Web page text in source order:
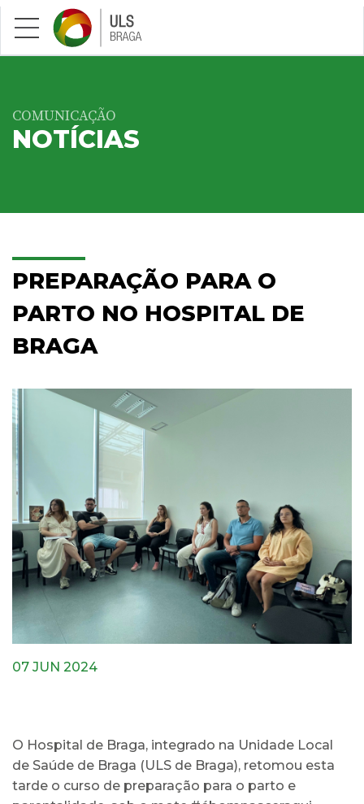
Saltar para conteúdo principal
COMUNICAÇÃO
NOTÍCIAS
PREPARAÇÃO PARA O
PARTO NO HOSPITAL DE
BRAGA
07 JUN 2024
O Hospital de Braga, integrado na Unidade Local
de Saúde de Braga (ULS de Braga), retomou esta
tarde o curso de preparação para o parto e